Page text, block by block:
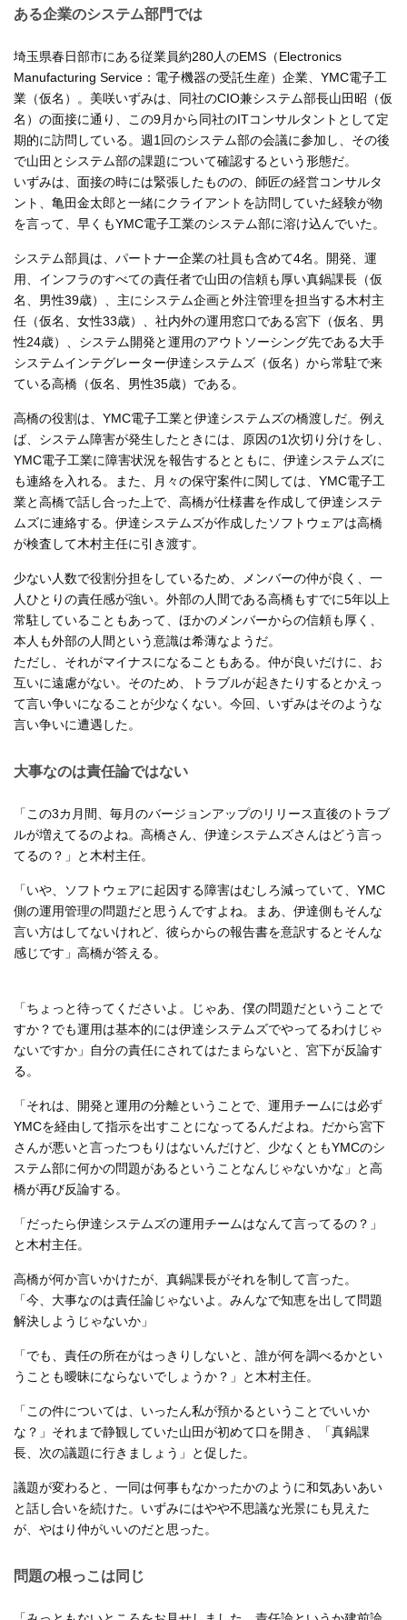
ある企業のシステム部門では
埼玉県春日部市にある従業員約280人のEMS（Electronics
Manufacturing Service：電子機器の受託生産）企業、YMC電子工
業（仮名）。美咲いずみは、同社のCIO兼システム部長山田昭（仮
名）の面接に通り、この9月から同社のITコンサルタントとして定
期的に訪問している。週1回のシステム部の会議に参加し、その後
で山田とシステム部の課題について確認するという形態だ。
いずみは、面接の時には緊張したものの、師匠の経営コンサルタ
ント、亀田金太郎と一緒にクライアントを訪問していた経験が物
を言って、早くもYMC電子工業のシステム部に溶け込んでいた。
システム部員は、パートナー企業の社員も含めて4名。開発、運
用、インフラのすべての責任者で山田の信頼も厚い真鍋課長（仮
名、男性39歳）、主にシステム企画と外注管理を担当する木村主
任（仮名、女性33歳）、社内外の運用窓口である宮下（仮名、男
性24歳）、システム開発と運用のアウトソーシング先である大手
システムインテグレーター伊達システムズ（仮名）から常駐で来
ている高橋（仮名、男性35歳）である。
高橋の役割は、YMC電子工業と伊達システムズの橋渡しだ。例え
ば、システム障害が発生したときには、原因の1次切り分けをし、
YMC電子工業に障害状況を報告するとともに、伊達システムズに
も連絡を入れる。また、月々の保守案件に関しては、YMC電子工
業と高橋で話し合った上で、高橋が仕様書を作成して伊達システ
ムズに連絡する。伊達システムズが作成したソフトウェアは高橋
が検査して木村主任に引き渡す。
少ない人数で役割分担をしているため、メンバーの仲が良く、一
人ひとりの責任感が強い。外部の人間である高橋もすでに5年以上
常駐していることもあって、ほかのメンバーからの信頼も厚く、
本人も外部の人間という意識は希薄なようだ。
ただし、それがマイナスになることもある。仲が良いだけに、お
互いに遠慮がない。そのため、トラブルが起きたりするとかえっ
て言い争いになることが少なくない。今回、いずみはそのような
言い争いに遭遇した。
大事なのは責任論ではない
「この3カ月間、毎月のバージョンアップのリリース直後のトラブ
ルが増えてるのよね。高橋さん、伊達システムズさんはどう言っ
てるの？」と木村主任。
「いや、ソフトウェアに起因する障害はむしろ減っていて、YMC
側の運用管理の問題だと思うんですよね。まあ、伊達側もそんな
言い方はしてないけれど、彼らからの報告書を意訳するとそんな
感じです」高橋が答える。
「ちょっと待ってくださいよ。じゃあ、僕の問題だということで
すか？でも運用は基本的には伊達システムズでやってるわけじゃ
ないですか」自分の責任にされてはたまらないと、宮下が反論す
る。
「それは、開発と運用の分離ということで、運用チームには必ず
YMCを経由して指示を出すことになってるんだよね。だから宮下
さんが悪いと言ったつもりはないんだけど、少なくともYMCのシ
ステム部に何かの問題があるということなんじゃないかな」と高
橋が再び反論する。
「だったら伊達システムズの運用チームはなんて言ってるの？」
と木村主任。
高橋が何か言いかけたが、真鍋課長がそれを制して言った。
「今、大事なのは責任論じゃないよ。みんなで知恵を出して問題
解決しようじゃないか」
「でも、責任の所在がはっきりしないと、誰が何を調べるかとい
うことも曖昧にならないでしょうか？」と木村主任。
「この件については、いったん私が預かるということでいいか
な？」それまで静観していた山田が初めて口を開き、「真鍋課
長、次の議題に行きましょう」と促した。
議題が変わると、一同は何事もなかったかのように和気あいあい
と話し合いを続けた。いずみにはやや不思議な光景にも見えた
が、やはり仲がいいのだと思った。
問題の根っこは同じ